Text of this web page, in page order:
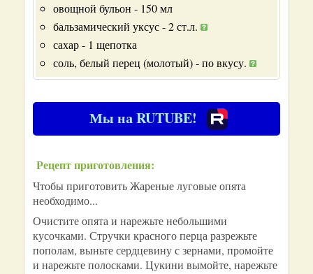
овощной бульон - 150 мл
бальзамический уксус - 2 ст.л.
сахар - 1 щепотка
соль, белый перец (молотый) - по вкусу.
Мы на RUTUBE!
Рецепт приготовления:
Чтобы приготовить Жареные луговые опята
необходимо...
Очистите опята и нарежьте небольшими
кусочками. Стручки красного перца разрежьте
пополам, выньте сердцевину с зернами, промойте
и нарежьте полосками. Цукини вымойте, нарежьте